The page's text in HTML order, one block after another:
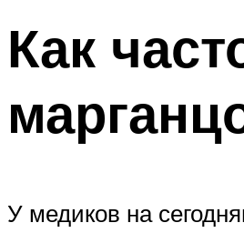
Как
У медиков на